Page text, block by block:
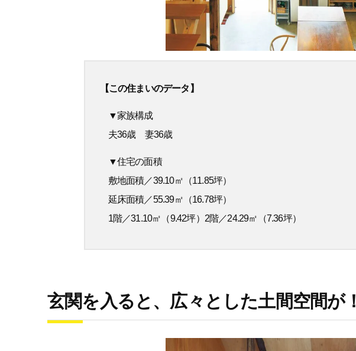
【この住まいのデータ】
▼家族構成
夫36歳 妻36歳
▼住宅の面積
敷地面積／39.10㎡（11.85坪）
延床面積／55.39㎡（16.78坪）
1階／31.10㎡（9.42坪）2階／24.29㎡（7.36坪）
玄関を入ると、広々とした土間空間が！